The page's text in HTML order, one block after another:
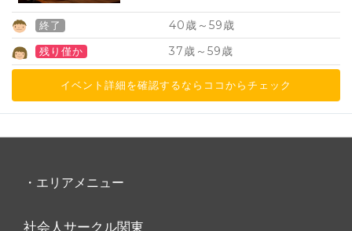
終了 40歳～ 59歳
残り僅か 37歳～ 59歳
イベント詳細を確認するならココからチェック
・エリアメニュー
社会人サークル関東